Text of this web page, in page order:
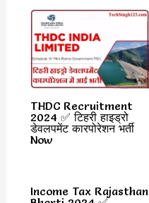
THDC Recruitment
2024 ✅ टिहरी हाइड्रो
डेवलपमेंट कारपोरेशन भर्ती
Now
Income Tax Rajasthan